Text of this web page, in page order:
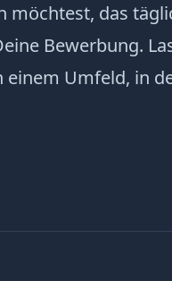
möchtest, das
Bewerbung.
Umfeld, in